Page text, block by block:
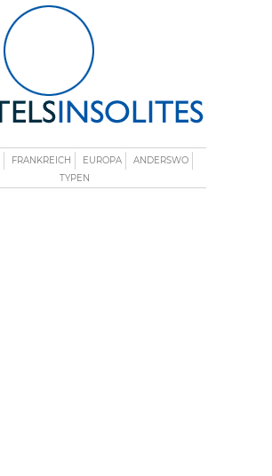
FRANKREICH EUROPA
ANDERSWO
TYPEN